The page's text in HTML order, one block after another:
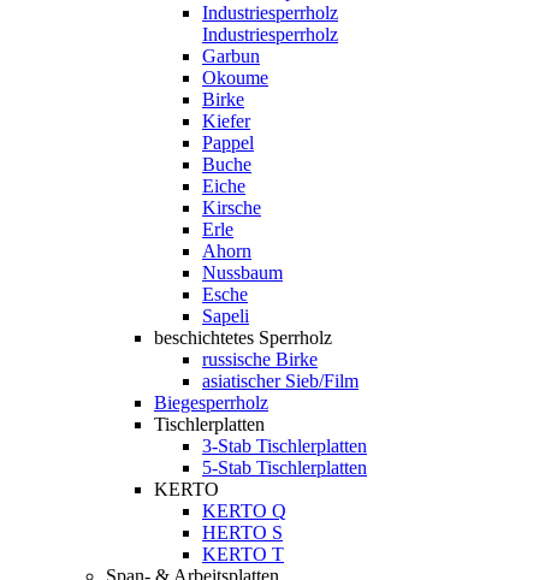
Industriesperrholz
Industriesperrholz
Garbun
Okoume
Birke
Kiefer
Pappel
Buche
Eiche
Kirsche
Erle
Ahorn
Nussbaum
Esche
Sapeli
beschichtetes Sperrholz
russische Birke
asiatischer Sieb/Film
Biegesperrholz
Tischlerplatten
3-Stab Tischlerplatten
5-Stab Tischlerplatten
KERTO
KERTO Q
HERTO S
KERTO T
Span- & Arbeitsplatten